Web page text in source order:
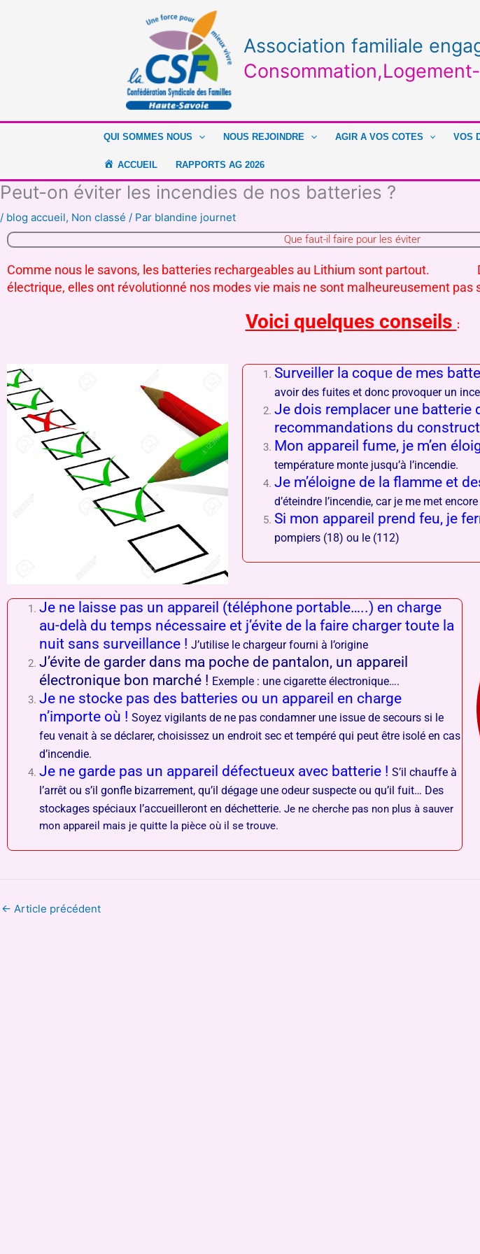
Association familiale
QUI SOMMES NOUS NOUS REJOINDRE AGIR A VOS COTES VOS
ACCUEIL RAPPORTS AG 2026
Peut-on éviter les incendies de nos batteries ?
/ blog accueil, Non classé / Par blandine journet
Que faut-il faire pour les éviter
Comme nous le savons, les batteries rechargeables au Lithium sont partout.
électrique, elles ont révolutionné nos modes vie mais ne sont malheureusement pas
Voici quelques conseils :
Surveiller la coque de mes
avoir des fuites et donc provoquer un
Je dois remplacer une batterie
recommandations du
Mon appareil fume, je m’en
température monte jusqu’à l’incendie.
Je m’éloigne de la flamme et
d’éteindre l’incendie, car je me met
Si mon appareil prend feu, je
pompiers (18) ou le (112)
Je ne laisse pas un appareil (téléphone portable…..) en charge
au-delà du temps nécessaire et j’évite de la faire charger toute la
nuit sans surveillance ! J’utilise le chargeur fourni à l’origine
J’évite de garder dans ma poche de pantalon, un appareil
électronique bon marché ! Exemple : une cigarette électronique….
Je ne stocke pas des batteries ou un appareil en charge
n’importe où ! Soyez vigilants de ne pas condamner une issue de secours si le
feu venait à se déclarer, choisissez un endroit sec et tempéré qui peut être isolé en cas
d’incendie.
Je ne garde pas un appareil défectueux avec batterie ! S’il chauffe à
l’arrêt ou s’il gonfle bizarrement, qu’il dégage une odeur suspecte ou qu’il fuit… Des
stockages spéciaux l’accueilleront en déchetterie. Je ne cherche pas non plus à sauver
mon appareil mais je quitte la pièce où il se trouve.
← Article précédent